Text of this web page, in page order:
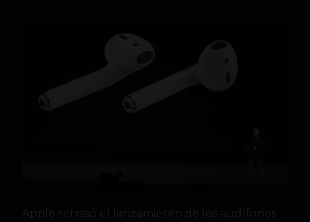
Apple retrasó el lanzamiento de los audífonos